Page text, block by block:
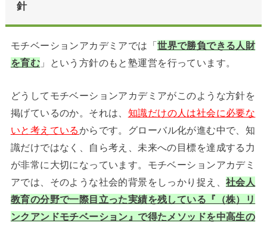
針
モチベーションアカデミアでは「世界で勝負できる人財
を育む 」という方針のもと塾運営を行っています。
どうしてモチベーションアカデミアがこのような方針を
掲げているのか。それは、 知識だけの人は社会に必要な
いと考えているからです。グローバル化が進む中で、知
識だけではなく、自ら考え、未来への目標を達成する力
が非常に大切になっています。モチベーションアカデミ
アでは、そのような社会的背景をしっかり捉え、 社会人
教育の分野で一際目立った実績を残している『（株）リ
ンクアンドモチベーション』で得たメソッドを中高生の